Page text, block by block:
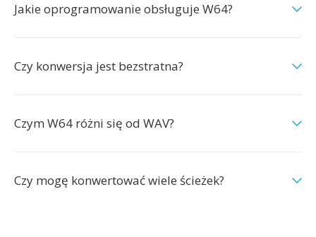
Jakie oprogramowanie obsługuje W64?
Czy konwersja jest bezstratna?
Czym W64 różni się od WAV?
Czy mogę konwertować wiele ścieżek?